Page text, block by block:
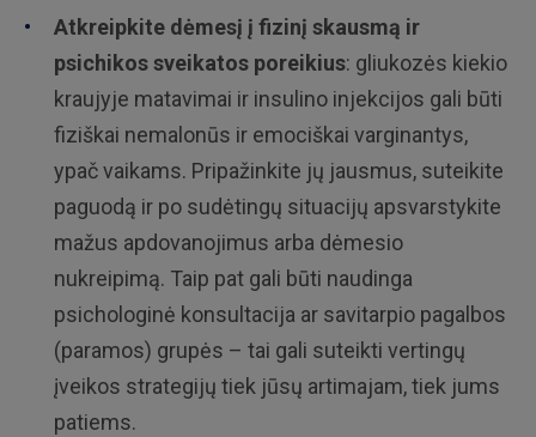
Atkreipkite dėmesį į fizinį skausmą ir
psichikos sveikatos poreikius: gliukozės kiekio
kraujyje matavimai ir insulino injekcijos gali būti
fiziškai nemalonūs ir emociškai varginantys,
ypač vaikams. Pripažinkite jų jausmus, suteikite
paguodą ir po sudėtingų situacijų apsvarstykite
mažus apdovanojimus arba dėmesio
nukreipimą. Taip pat gali būti naudinga
psichologinė konsultacija ar savitarpio pagalbos
(paramos) grupės – tai gali suteikti vertingų
įveikos strategijų tiek jūsų artimajam, tiek jums
patiems.